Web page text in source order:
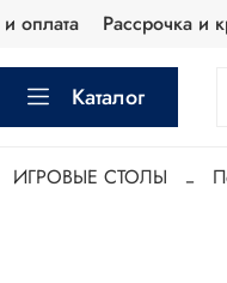
оплата Рассрочка и
Каталог
ИГРОВЫЕ СТОЛЫ